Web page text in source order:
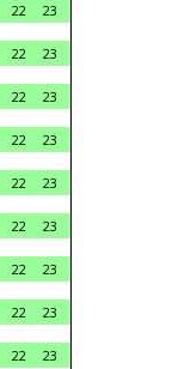
22
23
22
23
22
23
22
23
22
23
22
23
22
23
22
23
22
23